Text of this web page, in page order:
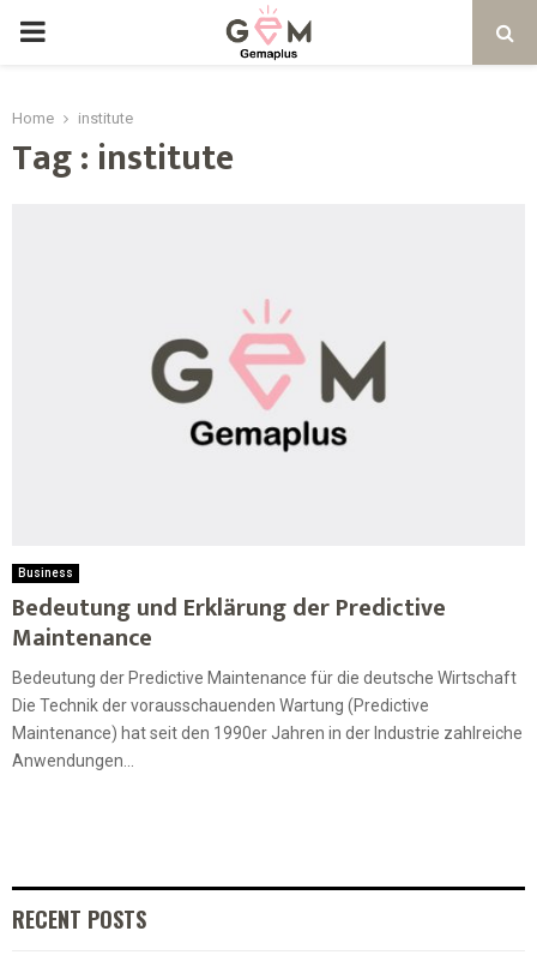
PRIMARY
Home institute
Tag : institute
Business
Bedeutung und Erklärung der Predictive
Maintenance
Bedeutung der Predictive Maintenance für die deutsche Wirtschaft
Die Technik der vorausschauenden Wartung (Predictive
Maintenance) hat seit den 1990er Jahren in der Industrie zahlreiche
Anwendungen...
RECENT POSTS